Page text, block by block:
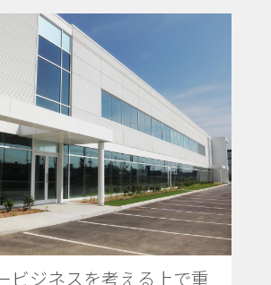
ビジネスを考える上で重